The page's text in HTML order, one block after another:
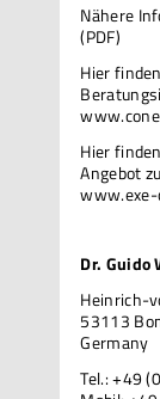
Nähere
(PDF)
Hier
Hier
Angebot
www.exe-
Dr. Guido
Heinrich-
53113
Germany
Tel.: +49